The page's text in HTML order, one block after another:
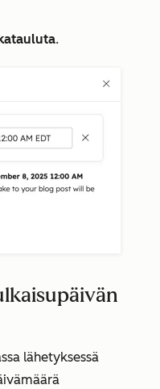
.
lähetyksessä